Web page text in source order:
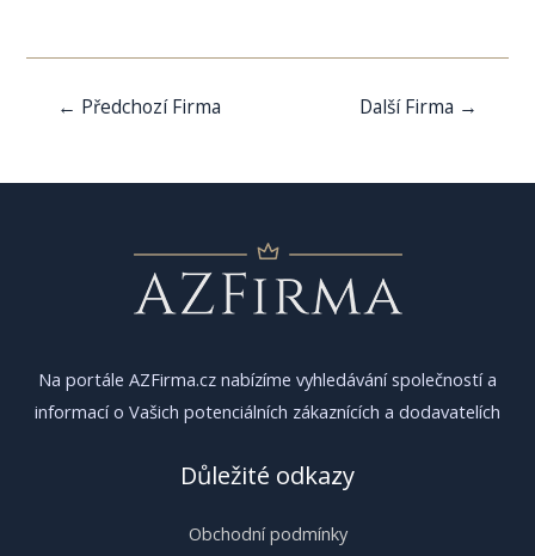
Navigace
← Předchozí Firma Další Firma →
Na portále AZFirma.cz nabízíme vyhledávání společností a
informací o Vašich potenciálních zákaznících a dodavatelích
Důležité odkazy
Obchodní podmínky